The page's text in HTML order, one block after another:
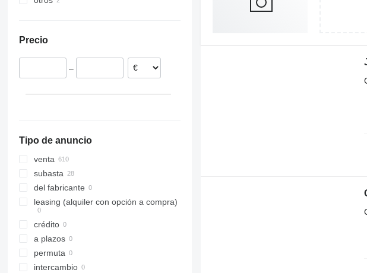
Estonia
Portugal
Precio
–
Tipo de anuncio
venta
subasta
del fabricante
leasing (alquiler con opción a compra)
crédito
a plazos
permuta
intercambio